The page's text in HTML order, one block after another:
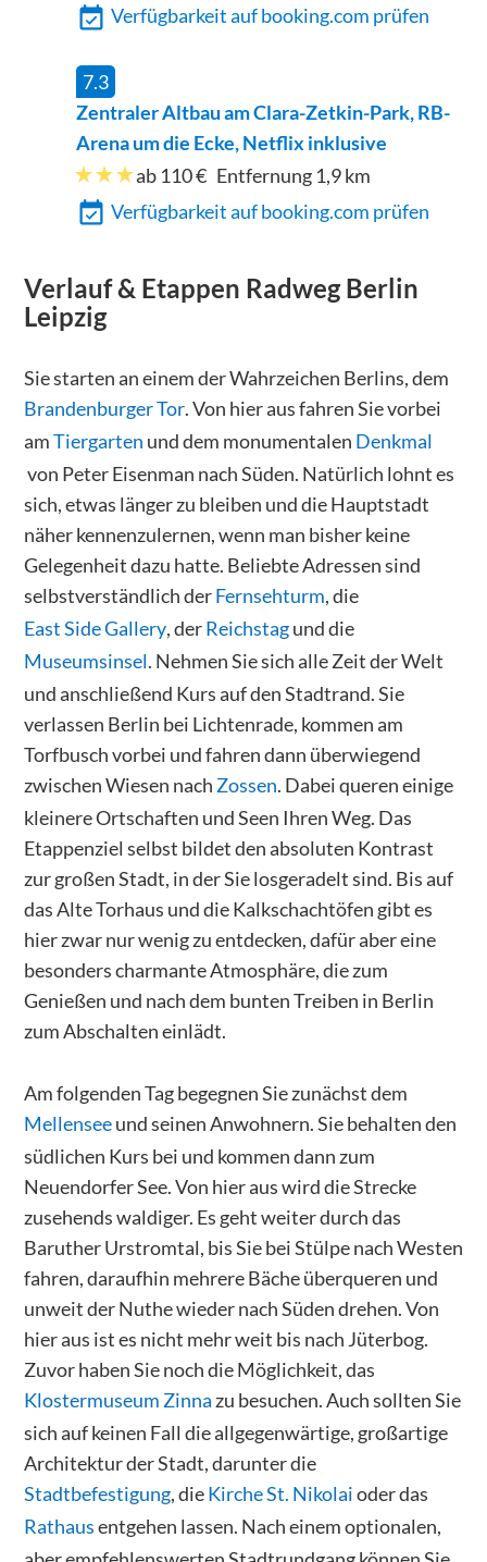
Verfügbarkeit auf booking.com prüfen
7.3
Zentraler Altbau am Clara-Zetkin-Park, RB-
Arena um die Ecke, Netflix inklusive
ab 110 € Entfernung 1,9km
Verfügbarkeit auf booking.com prüfen
Verlauf & Etappen Radweg Berlin
Leipzig
Sie starten an einem der Wahrzeichen Berlins, dem
Brandenburger Tor. Von hier aus fahren Sie vorbei
amTiergarten und dem monumentalen Denkmal
von Peter Eisenman nach Süden. Natürlich lohnt es
sich, etwas länger zu bleiben und die Hauptstadt
näher kennenzulernen, wenn man bisher keine
Gelegenheit dazu hatte. Beliebte Adressen sind
selbstverständlich derFernsehturm, die
East Side Gallery, derReichstagund die
Museumsinsel. Nehmen Sie sich alle Zeit der Welt
und anschließend Kurs auf den Stadtrand. Sie
verlassen Berlin bei Lichtenrade, kommen am
Torfbusch vorbei und fahren dann überwiegend
zwischen Wiesen nach Zossen. Dabei queren einige
kleinere Ortschaften und Seen Ihren Weg. Das
Etappenziel selbst bildet den absoluten Kontrast
zur großen Stadt, in der Sie losgeradelt sind. Bis auf
das Alte Torhaus und die Kalkschachtöfen gibt es
hier zwar nur wenig zu entdecken, dafür aber eine
besonders charmante Atmosphäre, die zum
Genießen und nach dem bunten Treiben in Berlin
zum Abschalten einlädt.
Am folgenden Tag begegnen Sie zunächst dem
Mellenseeund seinen Anwohnern. Sie behalten den
südlichen Kurs bei und kommen dann zum
Neuendorfer See. Von hier aus wird die Strecke
zusehends waldiger. Es geht weiter durch das
Baruther Urstromtal, bis Sie bei Stülpe nach Westen
fahren, daraufhin mehrere Bäche überqueren und
unweit der Nuthe wieder nach Süden drehen. Von
hier aus ist es nicht mehr weit bis nach Jüterbog.
Zuvor haben Sie noch die Möglichkeit, das
Klostermuseum Zinna zu besuchen. Auch sollten Sie
sich auf keinen Fall die allgegenwärtige, großartige
Architektur der Stadt, darunter die
Stadtbefestigung, dieKirche St. Nikolaioder das
Rathausentgehen lassen. Nach einem optionalen,